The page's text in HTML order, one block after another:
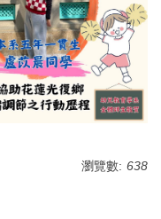
瀏覽數: 638